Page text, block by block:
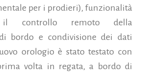
per i prodieri), funzionalità
controllo remoto della
bordo e condivisione dei dati
orologio è stato testato con
volta in regata, a bordo di